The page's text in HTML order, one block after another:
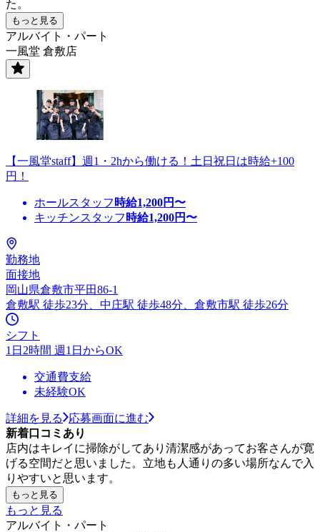
た。
もっと見る
アルバイト・パート
一風堂 倉敷店
【一風堂staff】週1・2hから働ける！土日祝日は時給+100
円！
ホールスタッフ 時給1,200円〜
キッチンスタッフ 時給1,200円〜
勤務地
面接地
岡山県倉敷市平田86-1
倉敷駅 徒歩23分、中庄駅 徒歩48分、倉敷市駅 徒歩26分
シフト
1日2時間 週1日からOK
交通費支給
未経験OK
詳細を見る
応募画面に進む
新着口コミあり
店内はキレイに掃除がしてあり清潔感があってお客さんが寛
げる空間だと思いました。立地も人通りの多い場所なんで入
りやすいと思います。
もっと見る
もっと見る
アルバイト・パート